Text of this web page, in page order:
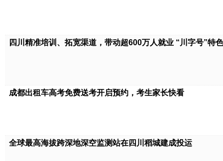
四川精准培训、拓宽渠道，带动超600万人就业 “川字号”特
成都出租车高考免费送考开启预约，考生家长快看
全球最高海拔跨深地深空监测站在四川稻城建成投运